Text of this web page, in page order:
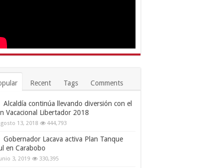
Recent Tags Comments
Alcaldía continúa llevando diversión con el
Vacacional Libertador 2018
13, 2018 444,793
Gobernador Lacava activa Plan Tanque
en Carabobo
3, 2019 330,395